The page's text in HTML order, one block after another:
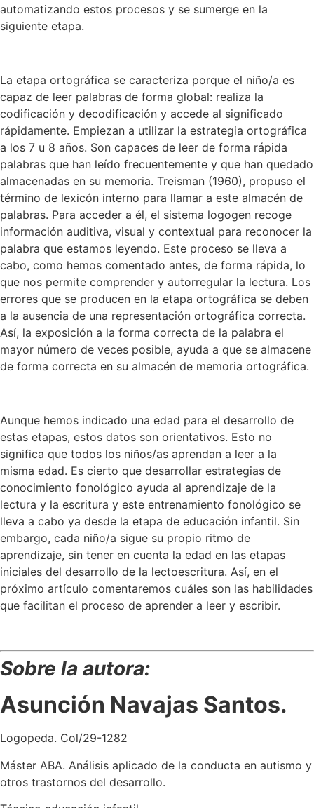
automatizando estos procesos y se sumerge en la
siguiente etapa.
La etapa ortográfica se caracteriza porque el niño/a es
capaz de leer palabras de forma global: realiza la
codificación y decodificación y accede al significado
rápidamente. Empiezan a utilizar la estrategia ortográfica
a los 7 u 8 años. Son capaces de leer de forma rápida
palabras que han leído frecuentemente y que han quedado
almacenadas en su memoria. Treisman (1960), propuso el
término de lexicón interno para llamar a este almacén de
palabras. Para acceder a él, el sistema logogen recoge
información auditiva, visual y contextual para reconocer la
palabra que estamos leyendo. Este proceso se lleva a
cabo, como hemos comentado antes, de forma rápida, lo
que nos permite comprender y autorregular la lectura. Los
errores que se producen en la etapa ortográfica se deben
a la ausencia de una representación ortográfica correcta.
Así, la exposición a la forma correcta de la palabra el
mayor número de veces posible, ayuda a que se almacene
de forma correcta en su almacén de memoria ortográfica.
Aunque hemos indicado una edad para el desarrollo de
estas etapas, estos datos son orientativos. Esto no
significa que todos los niños/as aprendan a leer a la
misma edad. Es cierto que desarrollar estrategias de
conocimiento fonológico ayuda al aprendizaje de la
lectura y la escritura y este entrenamiento fonológico se
lleva a cabo ya desde la etapa de educación infantil. Sin
embargo, cada niño/a sigue su propio ritmo de
aprendizaje, sin tener en cuenta la edad en las etapas
iniciales del desarrollo de la lectoescritura. Así, en el
próximo artículo comentaremos cuáles son las habilidades
que facilitan el proceso de aprender a leer y escribir.
Sobre la autora:
Asunción Navajas Santos.
Logopeda. Col/29-1282
Máster ABA. Análisis aplicado de la conducta en autismo y
otros trastornos del desarrollo.